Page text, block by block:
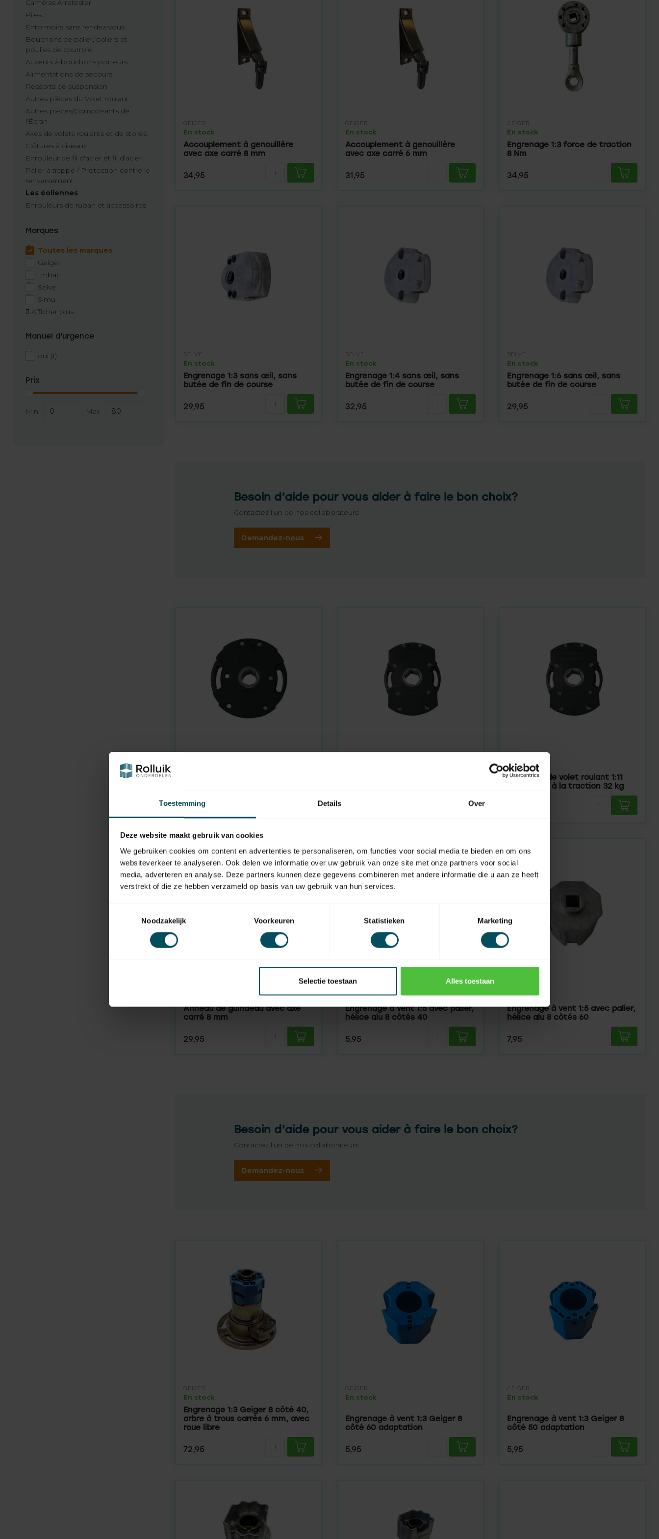
Toestemming Details Over
Deze website maakt gebruik van cookies
We gebruiken cookies om content en advertenties te personaliseren, om functies voor social media te bieden en om ons
websiteverkeer te analyseren. Ook delen we informatie over uw gebruik van onze site met onze partners voor social
media, adverteren en analyse. Deze partners kunnen deze gegevens combineren met andere informatie die u aan ze heeft
verstrekt of die ze hebben verzameld op basis van uw gebruik van hun services.
Noodzakelijk
Voorkeuren Statistieken Marketing
Selectie toestaan Alles toestaan
Caméras Arretester
Piles
Entonnoirs sans rendez-vous
Bouchons de palier, paliers et
poulies de courroie
Auvents à bouchons porteurs
Alimentations de secours
Ressorts de suspension
Autres pièces du Volet roulant
Autres pièces/Composants de
l'Écran
Axes de volets roulants et de stores
Clôtures à ciseaux
Enrouleur de fil d'acier et fil d'acier
Palier à trappe / Protection contre le
renversement
Les éoliennes
Enrouleurs de ruban et accessoires
Marques
Toutes les marques
Geiger
Imbac
Selve
Simu
Afficher plus
Manuel d'urgence
oui (1)
Prix
Min Max
GEIGER
En stock
Accouplement à genouillère
avec axe carré 8 mm
34,95
GEIGER
En stock
Accouplement à genouillère
avec axe carré 6 mm
31,95
GEIGER
En stock
Engrenage 1:3 force de traction
8 Nm
34,95
SELVE
En stock
Engrenage 1:3 sans œil, sans
butée de fin de course
29,95
SELVE
En stock
Engrenage 1:4 sans œil, sans
butée de fin de course
32,95
SELVE
En stock
Engrenage 1:6 sans œil, sans
butée de fin de course
29,95
Besoin d’aide pour vous aider à faire le bon choix?
Contactez l'un de nos collaborateurs
Demandez-nous
40,95
En stock
Armature de volet roulant 1:11
résistance à la traction 32 kg
Anneau de guindeau avec axe
carré 8 mm
29,95
En stock
Engrenage à vent 1:5 avec palier,
hélice alu 8 côtés 40
5,95
En stock
Engrenage à vent 1:5 avec palier,
hélice alu 8 côtés 60
7,95
Besoin d’aide pour vous aider à faire le bon choix?
Contactez l'un de nos collaborateurs
Demandez-nous
GEIGER
En stock
Engrenage 1:3 Geiger 8 côté 40,
arbre à trous carrés 6 mm, avec
roue libre
72,95
GEIGER
En stock
Engrenage à vent 1:3 Geiger 8
côté 60 adaptation
5,95
GEIGER
En stock
Engrenage à vent 1:3 Geiger 8
côté 50 adaptation
5,95